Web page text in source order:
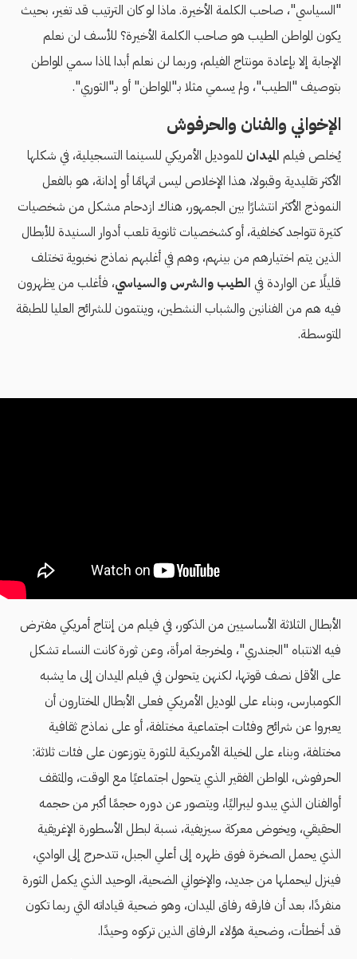
"السياسي"، صاحب الكلمة الأخيرة. ماذا لو كان الترتيب قد تغير، بحيث
يكون المواطن الطيب هو صاحب الكلمة الأخيرة؟ للأسف لن نعلم
الإجابة إلا بإعادة مونتاج الفيلم، وربما لن نعلم أبدا لماذا سمي المواطن
بتوصيف "الطيب"، ولم يسمي مثلا بـ"المواطن" أو بـ"الثوري".
الإخواني والفنان والحرفوش
يُخلص فيلم الميدان للموديل الأمريكي للسينما التسجيلية، في شكلها
الأكثر تقليدية وقبولا، هذا الإخلاص ليس اتهامًا أو إدانة، هو بالفعل
النموذج الأكثر انتشارًا بين الجمهور، هناك ازدحام مشكل من شخصيات
كثيرة تتواجد كخلفية، أو كشخصيات ثانوية تلعب أدوار السنيدة للأبطال
الذين يتم اختيارهم من بينهم، وهم في أغلبهم نماذج نخبوية تختلف
قليلًا عن الواردة في الطيب والشرس والسياسي، فأغلب من يظهرون
فيه هم من الفنانين والشباب النشطين، وينتمون للشرائح العليا للطبقة
المتوسطة.
الأبطال الثلاثة الأساسيين من الذكور، في فيلم من إنتاج أمريكي مفترض
فيه الانتباه "الجندري"، ولمخرجة امرأة، وعن ثورة كانت النساء تشكل
على الأقل نصف قوتها، لكنهن يتحولن في فيلم الميدان إلى ما يشبه
الكومبارس، وبناء على الموديل الأمريكي فعلى الأبطال المختارون أن
يعبروا عن شرائح وفئات اجتماعية مختلفة، أو على نماذج ثقافية
مختلفة، وبناء على المخيلة الأمريكية للثورة يتوزعون على فئات ثلاثة:
الحرفوش، المواطن الفقير الذي يتحول اجتماعيًا مع الوقت، والمثقف
أوالفنان الذي يبدو ليبراليًا، ويتصور عن دوره حجمًا أكبر من حجمه
الحقيقي، ويخوض معركة سيزيفية، نسبة لبطل الأسطورة الإغريقية
الذي يحمل الصخرة فوق ظهره إلى أعلي الجبل، تتدحرج إلى الوادي،
فينزل ليحملها من جديد، والإخواني الضحية، الوحيد الذي يكمل الثورة
منفردًا، بعد أن فارقه رفاق الميدان، وهو ضحية قياداته التي ربما تكون
قد أخطأت، وضحية هؤلاء الرفاق الذين تركوه وحيدًا.